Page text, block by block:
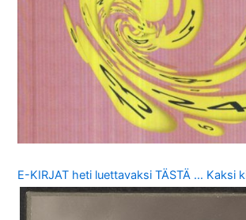
E-KIRJAT heti luettavaksi TÄSTÄ … Kaksi